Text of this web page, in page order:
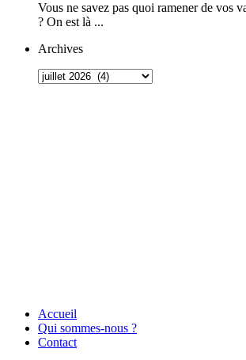
Vous ne savez pas quoi ramener de vos
? On est là ...
Archives
Accueil
Qui sommes-nous ?
Contact